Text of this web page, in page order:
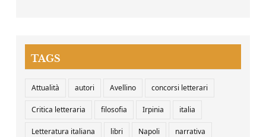
TAGS
Attualità autori Avellino concorsi letterari
Critica letteraria filosofia Irpinia italia
Letteratura italiana libri Napoli narrativa